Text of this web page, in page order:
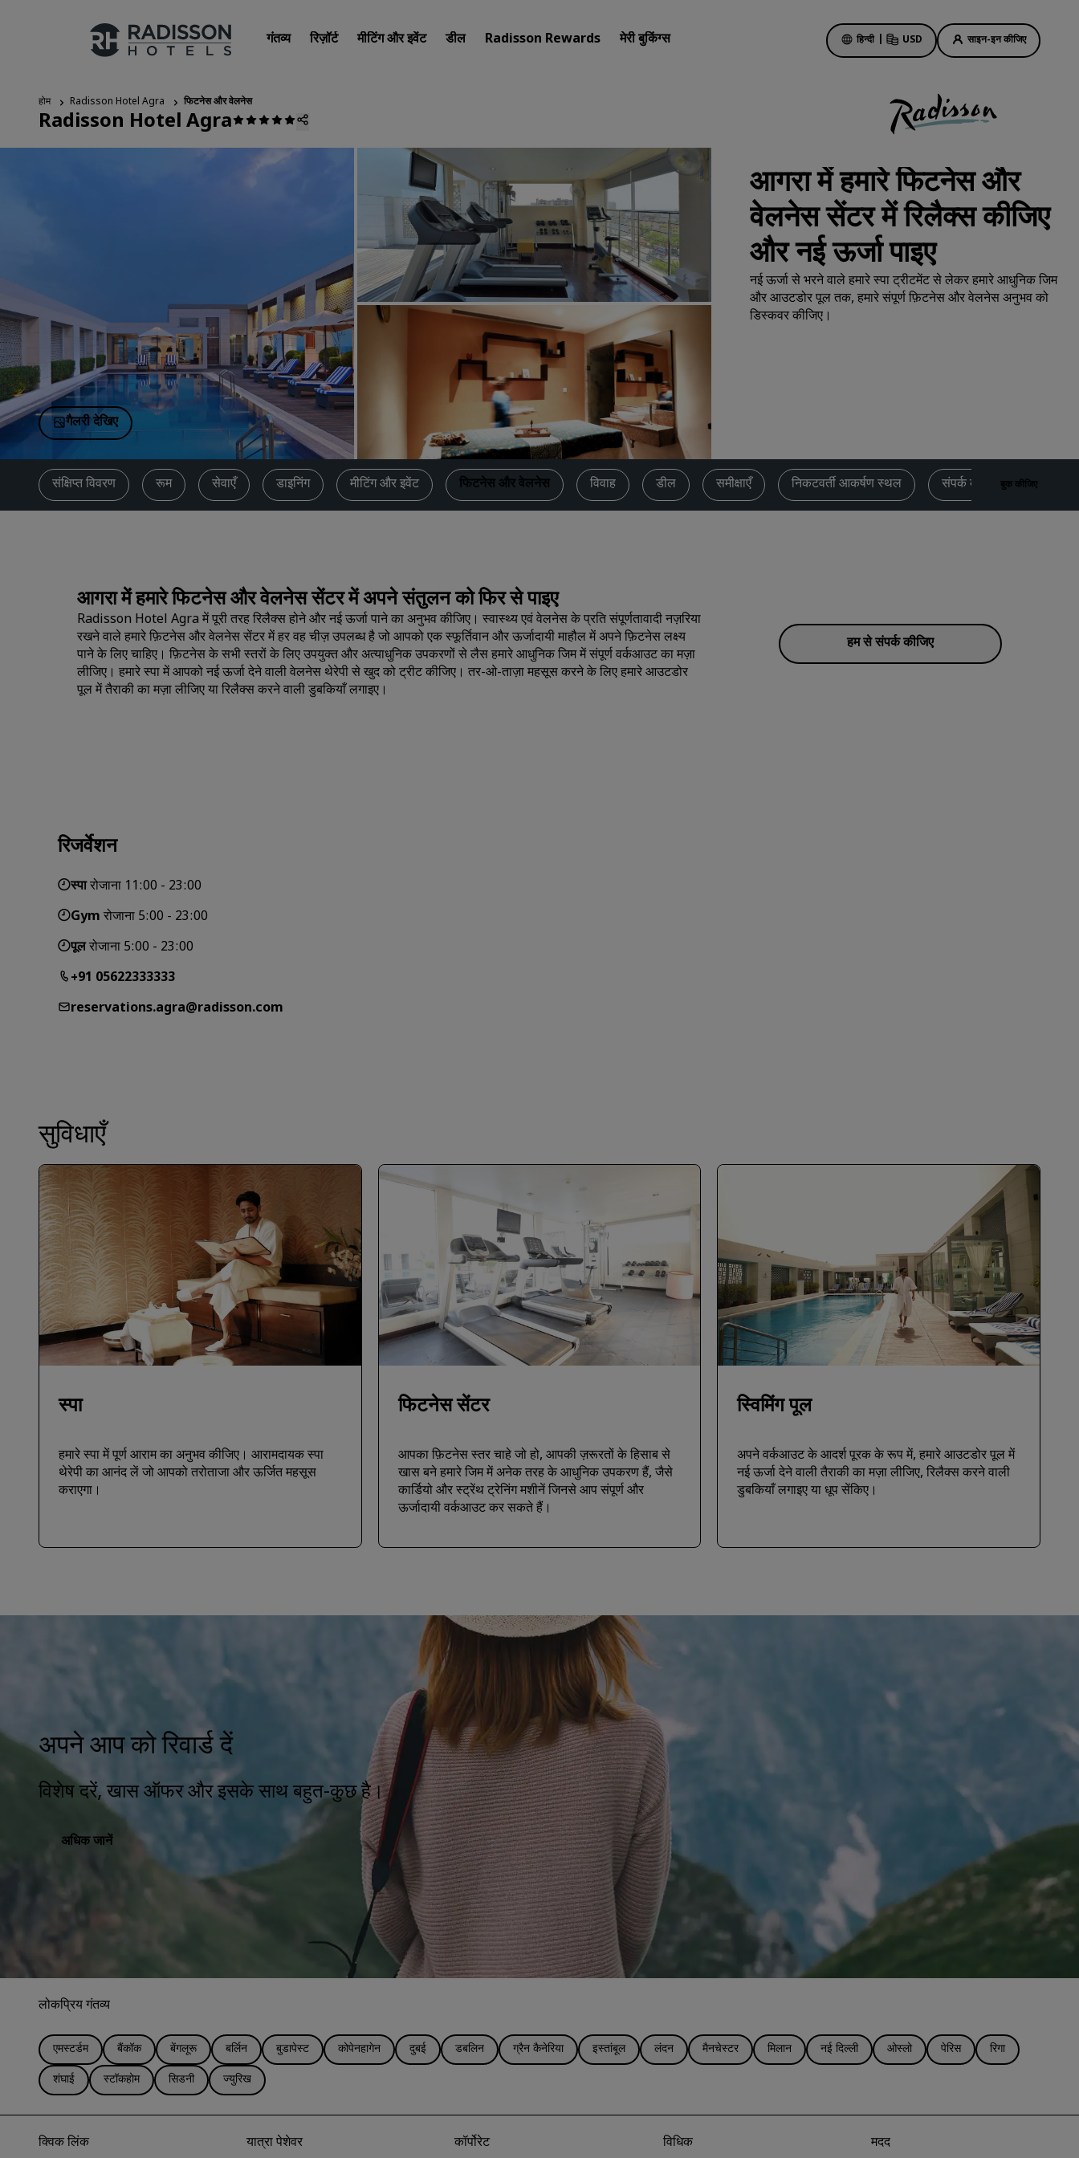
गंतव्य रिज़ॉर्ट मीटिंग और इवेंट डील Radisson Rewards मेरी बुकिंग्स हिन्दी USD साइन-इन कीजिए
हमारे ब्रांड
चीन में संबद्ध ब्रांड
रिज़ॉर्ट
सर्विस्ड अपार्टमेंट
एयरपोर्ट होटल
नए और जल्दी शुरू होने वाले होटल
मीटिंग और इवेंट
Radisson Meetings की खोज करें
मीटिंग की जगह बुक करें
कोट का अनुरोध करें
इवेंट के डेस्टिनेशन
उद्योगों के लिए समाधान
फ्लाइट्स खोजें
फ्लाइट्स खोजें
डिजिटल सेवाएं
Radisson Hotels ऐप
होटल की डील
पहली बार का मजा कुछ और ही होता है
दिन की सबसे अच्छी डील
पहले से बुकिंग करें
हमारे पैकेज देखें
ट्रैवल के आइडिए
सिटी सेंटर होटल
हमारा ब्लॉग देखें
पॉइंटों का उपयोग कैसे करें
पॉइंट कैसे पाएँ
होम Radisson Hotel Agra फिटनेस और वेलनेस
Radisson Hotel Agra
गैलरी देखिए
आगरा में हमारे फिटनेस और
वेलनेस सेंटर में रिलैक्स कीजिए
और नई ऊर्जा पाइए
नई ऊर्जा से भरने वाले हमारे स्पा ट्रीटमेंट से लेकर हमारे आधुनिक जिम
और आउटडोर पूल तक, हमारे संपूर्ण फ़िटनेस और वेलनेस अनुभव को
डिस्कवर कीजिए।
संक्षिप्त विवरण रूम सेवाएँ डाइनिंग मीटिंग और इवेंट फिटनेस और वेलनेस विवाह डील समीक्षाएँ निकटवर्ती आकर्षण स्थल संपर्क करें बुक कीजिए
आगरा में हमारे फिटनेस और वेलनेस सेंटर में अपने संतुलन को फिर से पाइए
Radisson Hotel Agra में पूरी तरह रिलैक्स होने और नई ऊर्जा पाने का अनुभव कीजिए। स्वास्थ्य एवं वेलनेस के प्रति संपूर्णतावादी नज़रिया
रखने वाले हमारे फ़िटनेस और वेलनेस सेंटर में हर वह चीज़ उपलब्ध है जो आपको एक स्फूर्तिवान और ऊर्जादायी माहौल में अपने फ़िटनेस लक्ष्य
पाने के लिए चाहिए। फ़िटनेस के सभी स्तरों के लिए उपयुक्त और अत्याधुनिक उपकरणों से लैस हमारे आधुनिक जिम में संपूर्ण वर्कआउट का मज़ा
लीजिए। हमारे स्पा में आपको नई ऊर्जा देने वाली वेलनेस थेरेपी से खुद को ट्रीट कीजिए। तर-ओ-ताज़ा महसूस करने के लिए हमारे आउटडोर
पूल में तैराकी का मज़ा लीजिए या रिलैक्स करने वाली डुबकियाँ लगाइए।
हम से संपर्क कीजिए
रिजर्वेशन
स्पारोजाना 11:00 - 23:00
Gym रोजाना 5:00 - 23:00
पूलरोजाना 5:00 - 23:00
+91 05622333333
reservations.agra@radisson.com
सुविधाएँ
स्पा
हमारे स्पा में पूर्ण आराम का अनुभव कीजिए। आरामदायक स्पा
थेरेपी का आनंद लें जो आपको तरोताजा और ऊर्जित महसूस
कराएगा।
फिटनेस सेंटर
आपका फ़िटनेस स्तर चाहे जो हो, आपकी ज़रूरतों के हिसाब से
खास बने हमारे जिम में अनेक तरह के आधुनिक उपकरण हैं, जैसे
कार्डियो और स्ट्रेंथ ट्रेनिंग मशीनें जिनसे आप संपूर्ण और
ऊर्जादायी वर्कआउट कर सकते हैं।
स्विमिंग पूल
अपने वर्कआउट के आदर्श पूरक के रूप में, हमारे आउटडोर पूल में
नई ऊर्जा देने वाली तैराकी का मज़ा लीजिए, रिलैक्स करने वाली
डुबकियाँ लगाइए या धूप सेंकिए।
अपने आप को रिवार्ड दें
विशेष दरें, खास ऑफर और इसके साथ बहुत-कुछ है।
अधिक जानें
लोकप्रिय गंतव्य
एमस्टर्डम बैंकॉक बेंगलूरू बर्लिन बुडापेस्ट कोपेनहागेन दुबई डबलिन ग्रैन कैनेरिया इस्तांबूल लंदन मैनचेस्टर मिलान नई दिल्ली ओस्लो पेरिस
रिगा
शंघाई
स्टॉकहोम सिडनी ज्युरिख
क्विक लिंक यात्रा पेशेवर कॉर्पोरेट विधिक मदद